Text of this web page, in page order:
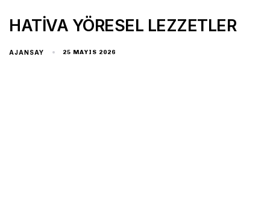
HATİVA YÖRESEL LEZZETLER
AJANSAY 25 MAYIS 2026